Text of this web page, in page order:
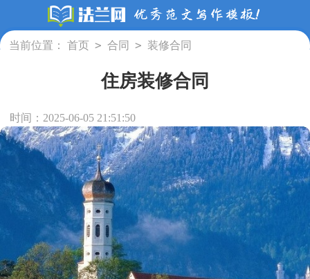
当前位置： 首页 > 合同 > 装修合同
住房装修合同
时间：2025-06-05 21:51:50